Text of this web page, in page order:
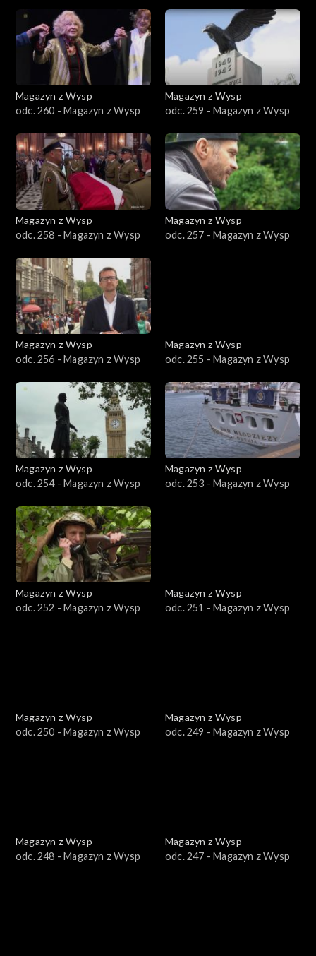
Magazyn z Wysp
odc. 260 - Magazyn z Wysp
Magazyn z Wysp
odc. 259 - Magazyn z Wysp
Magazyn z Wysp
odc. 258 - Magazyn z Wysp
Magazyn z Wysp
odc. 257 - Magazyn z Wysp
Magazyn z Wysp
odc. 256 - Magazyn z Wysp
Magazyn z Wysp
odc. 255 - Magazyn z Wysp
Magazyn z Wysp
odc. 254 - Magazyn z Wysp
Magazyn z Wysp
odc. 253 - Magazyn z Wysp
Magazyn z Wysp
odc. 252 - Magazyn z Wysp
Magazyn z Wysp
odc. 251 - Magazyn z Wysp
Magazyn z Wysp
odc. 250 - Magazyn z Wysp
Magazyn z Wysp
odc. 249 - Magazyn z Wysp
Magazyn z Wysp
odc. 248 - Magazyn z Wysp
Magazyn z Wysp
odc. 247 - Magazyn z Wysp